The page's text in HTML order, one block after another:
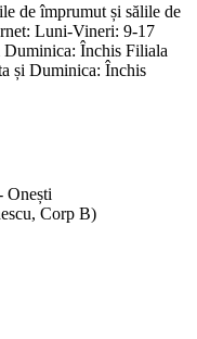
de împrumut și sălile de
Luni-Vineri: 9-17
Închis Filiala
și Duminica: Închis
Onești
Corp B)